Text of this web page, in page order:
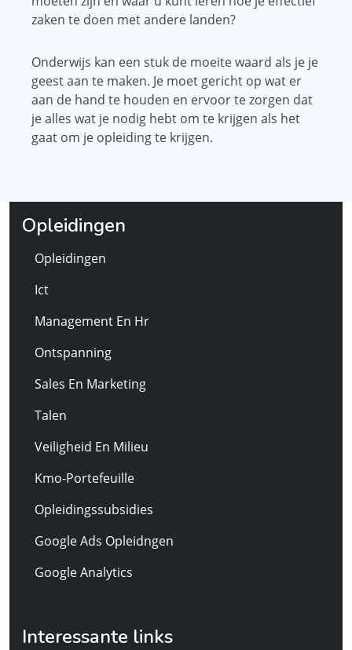
zaken te doen met andere landen?
Onderwijs kan een stuk de moeite waard als je je
geest aan te maken. Je moet gericht op wat er
aan de hand te houden en ervoor te zorgen dat
je alles wat je nodig hebt om te krijgen als het
gaat om je opleiding te krijgen.
Opleidingen
Opleidingen
Ict
Management En Hr
Ontspanning
Sales En Marketing
Talen
Veiligheid En Milieu
Kmo-Portefeuille
Opleidingssubsidies
Google Ads Opleidngen
Google Analytics
Interessante links